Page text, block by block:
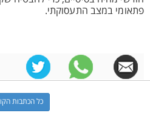
פתאומי במצב התעסוקתי.
כל הכתבות